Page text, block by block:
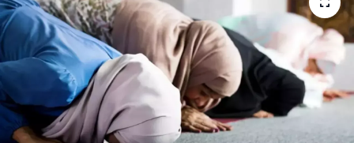
YAŞAM
YEREL YÖNETİMLER